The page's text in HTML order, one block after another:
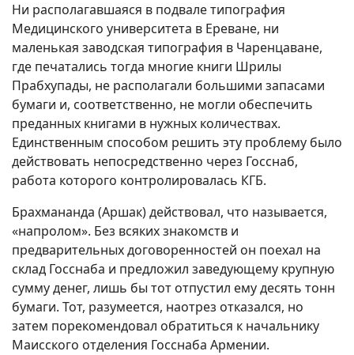
Ни располагавшаяся в подвале типография
Медицинского университета в Ереване, ни
маленькая заводская типография в Чаренцаване,
где печатались тогда многие книги Шрилы
Прабхупады, не располагали большими запасами
бумаги и, соответственно, не могли обеспечить
преданных книгами в нужных количествах.
Единственным способом решить эту проблему было
действовать непосредственно через Госснаб,
работа которого контролировалась КГБ.
Брахмананда (Аршак) действовал, что называется,
«напролом». Без всяких знакомств и
предварительных договоренностей он поехал на
склад Госснаба и предложил заведующему крупную
сумму денег, лишь бы тот отпустил ему десять тонн
бумаги. Тот, разумеется, наотрез отказался, но
затем порекомендовал обратиться к начальнику
Маисского отделения Госснаба Армении.